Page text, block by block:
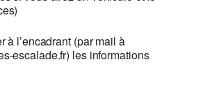
à l’encadrant (par mail à
escalade.fr) les informations